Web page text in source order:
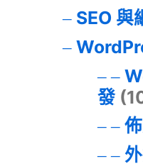
SEO 與
發